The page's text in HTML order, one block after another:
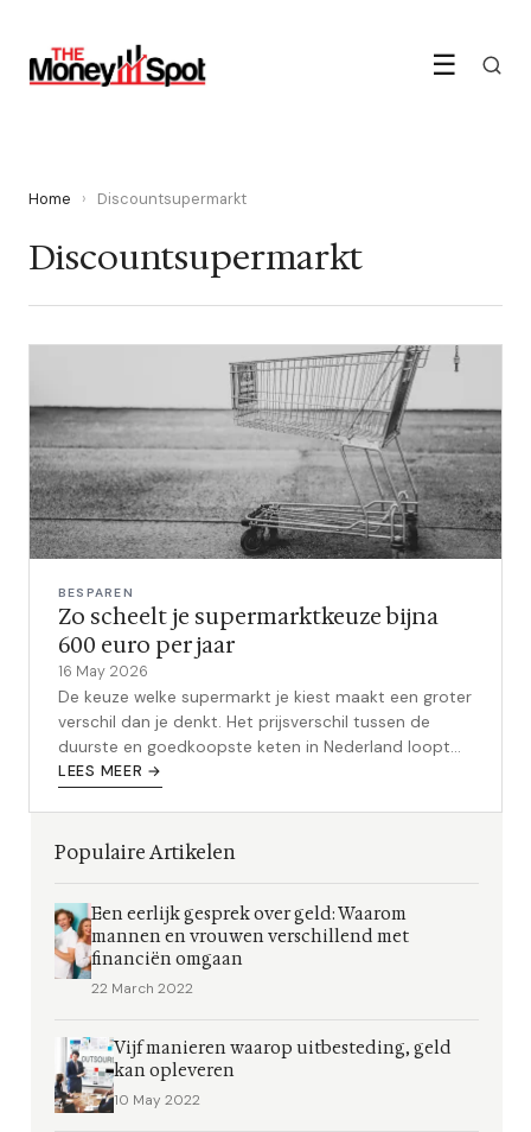
☰
Home › Discountsupermarkt
Discountsupermarkt
BESPAREN
Zo scheelt je supermarktkeuze bijna
600 euro per jaar
16 May 2026
De keuze welke supermarkt je kiest maakt een groter
verschil dan je denkt. Het prijsverschil tussen de
duurste en goedkoopste keten in Nederland loopt
op tot bijna 600 euro per jaar - voor hetzelfde
LEES MEER →
Populaire Artikelen
Een eerlijk gesprek over geld: Waarom
mannen en vrouwen verschillend met
financiën omgaan
22 March 2022
Vijf manieren waarop uitbesteding, geld
kan opleveren
10 May 2022